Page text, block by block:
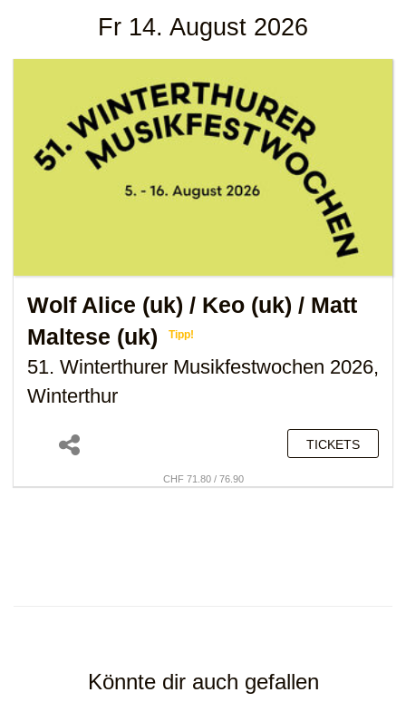
Fr 14. August 2026
Wolf Alice (uk) / Keo (uk) / Matt
Maltese (uk)
Tipp!
51. Winterthurer Musikfestwochen 2026,
Winterthur
TICKETS
CHF 71.80 / 76.90
Könnte dir auch gefallen